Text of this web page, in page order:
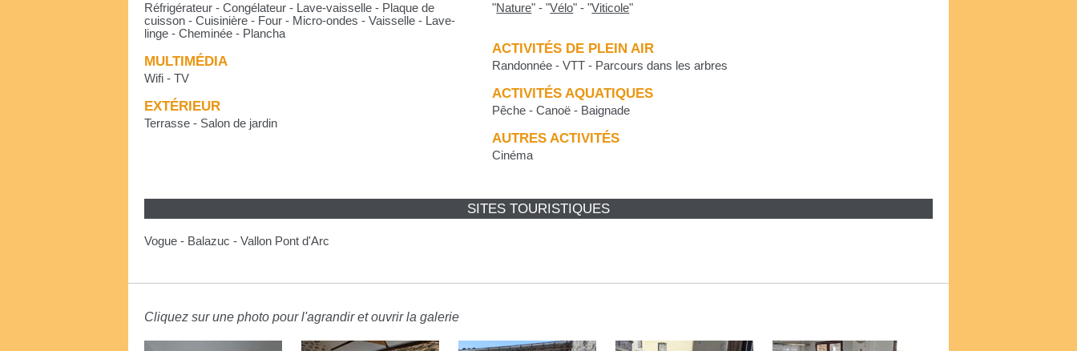
Réfrigérateur - Congélateur - Lave-vaisselle - Plaque de
cuisson - Cuisinière - Four - Micro-ondes - Vaisselle - Lave-
linge - Cheminée - Plancha
MULTIMÉDIA
Wifi - TV
EXTÉRIEUR
Terrasse - Salon de jardin
"Nature" -"Vélo" -"Viticole"
ACTIVITÉS DE PLEIN AIR
Randonnée - VTT - Parcours dans les arbres
ACTIVITÉS AQUATIQUES
Pêche - Canoë - Baignade
AUTRES ACTIVITÉS
Cinéma
SITES TOURISTIQUES
Vogue - Balazuc - Vallon Pont d'Arc
Cliquez sur une photo pour l'agrandir et ouvrir la galerie